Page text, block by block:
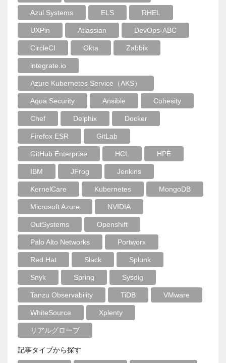
Azul Systems ELS RHEL
UXPin Atlassian DevOps-ABC
CircleCI Okta Zabbix
integrate.io
Azure Kubernetes Service（AKS）
Aqua Security Ansible Cohesity
Chef Delphix Docker
Firefox ESR GitLab
GitHub Enterprise HCL HPE
IBM JFrog Jenkins
KernelCare Kubernetes MongoDB
Microsoft Azure NVIDIA
OutSystems Openshift
Palo Alto Networks Portworx
Red Hat Slack Splunk
Snyk Spring Sysdig
Tanzu Observability TiDB VMware
WhiteSource Xplenty
リアルグローブ
記事タイプから探す